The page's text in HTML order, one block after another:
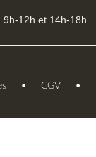
9h-12h et 14h-18h
• CGV •